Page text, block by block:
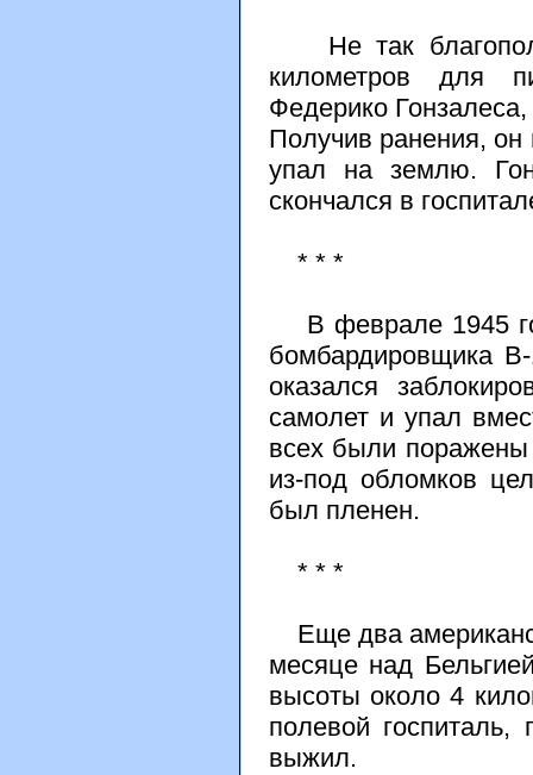
Не так
километров для
Федерико
Получив ранения,
упал на землю.
скончался в
* * *
В феврале 1945
бомбардировщика
оказался
самолет и упал
всех были поражены
из-под обломков
был пленен.
* * *
Еще два
месяце над
высоты около 4
полевой
выжил.